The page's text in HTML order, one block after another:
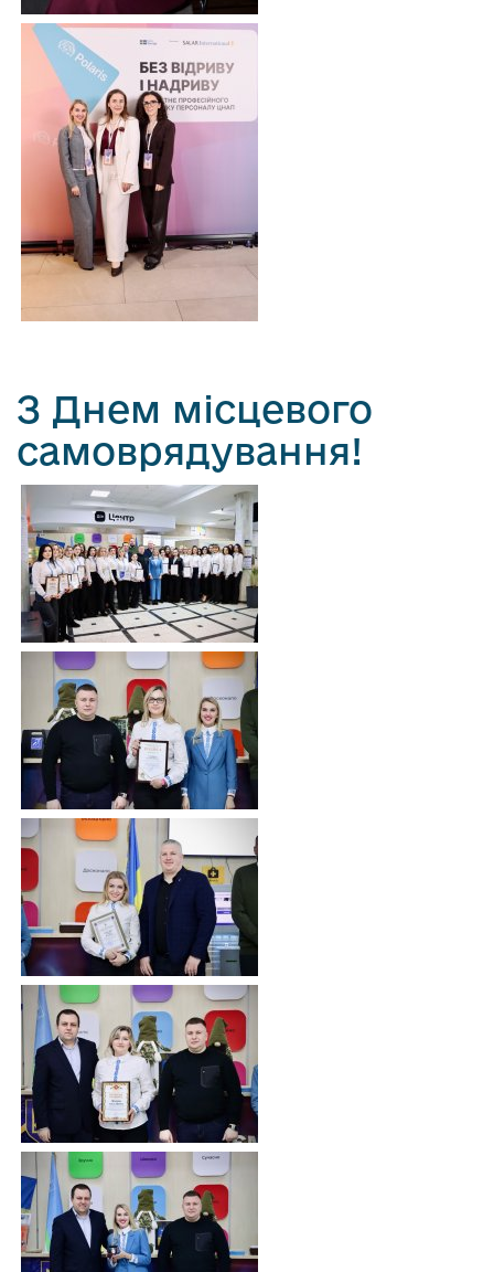
З Днем місцевого
самоврядування!